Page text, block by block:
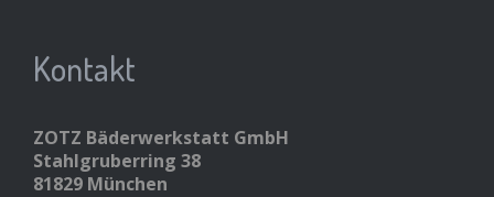
Kontakt
ZOTZ Bäderwerkstatt GmbH
Stahlgruberring 38
81829 München